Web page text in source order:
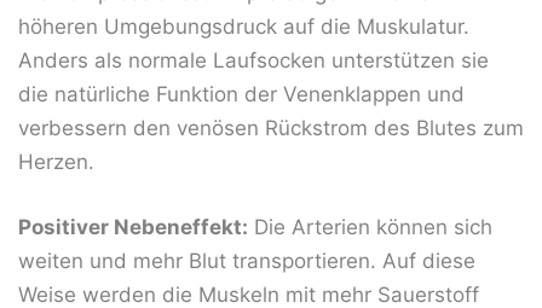
höheren Umgebungsdruck auf die Muskulatur.
Anders als normale Laufsocken unterstützen sie
die natürliche Funktion der Venenklappen und
verbessern den venösen Rückstrom des Blutes zum
Herzen.
Positiver Nebeneffekt: Die Arterien können sich
weiten und mehr Blut transportieren. Auf diese
Weise werden die Muskeln mit mehr Sauerstoff